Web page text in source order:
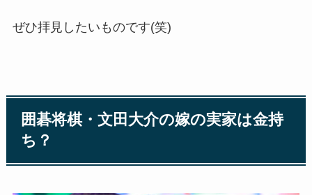
ぜひ拝見したいものです(笑)
囲碁将棋・文田大介の嫁の実家は金持
ち？